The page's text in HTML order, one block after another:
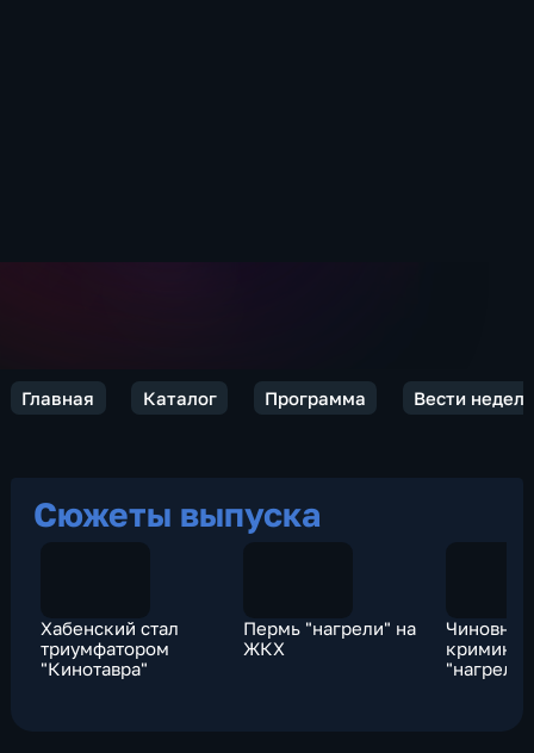
Главная Каталог Программа Вести недели
Сюжеты выпуска
Хабенский стал
триумфатором
"Кинотавра"
Пермь "нагрели" на
ЖКХ